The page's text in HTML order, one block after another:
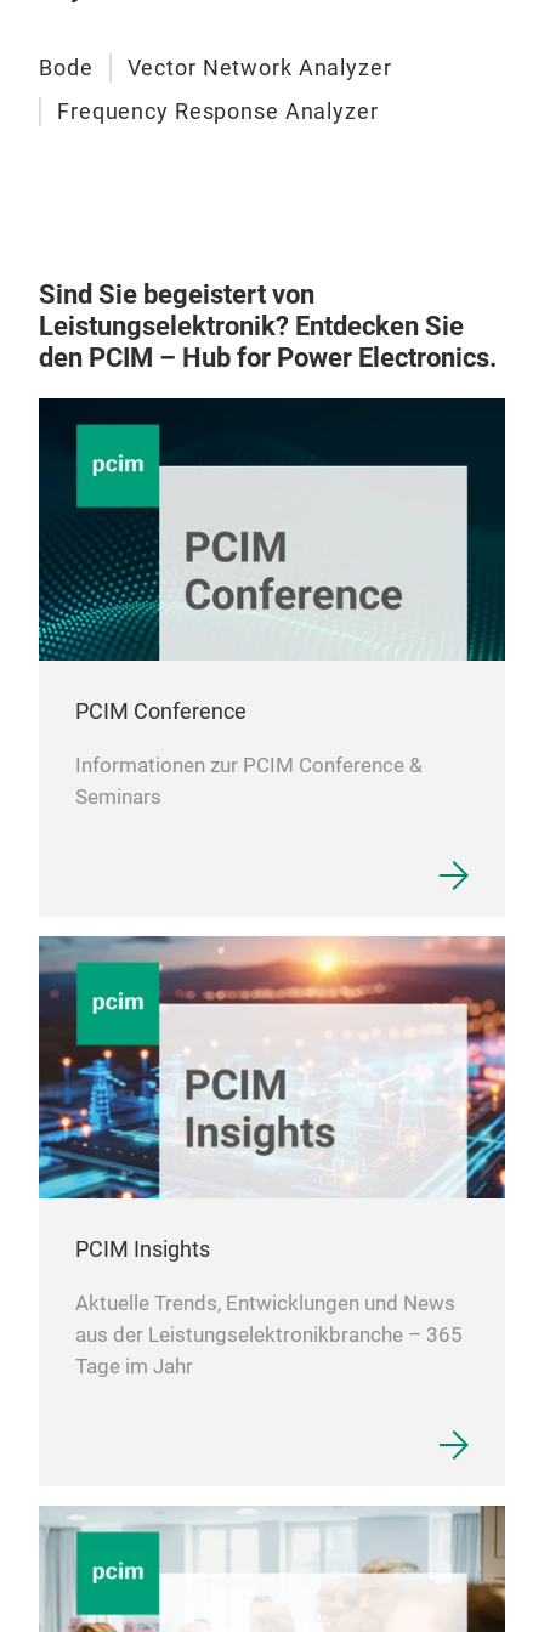
Bode
Vector Network Analyzer
Frequency Response Analyzer
Sind Sie begeistert von
Leistungselektronik? Entdecken Sie
den PCIM – Hub for Power Electronics.
PCIM Conference
Informationen zur PCIM Conference &
Seminars
PCIM Insights
Aktuelle Trends, Entwicklungen und News
aus der Leistungselektronikbranche – 365
Tage im Jahr